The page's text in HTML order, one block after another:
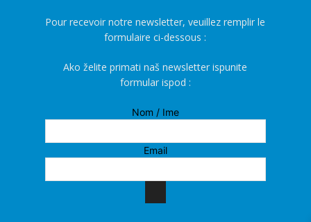
Pour recevoir notre newsletter, veuillez remplir le
formulaire ci-dessous :
Ako želite primati naš newsletter ispunite
formular ispod :
Nom / Ime
Email